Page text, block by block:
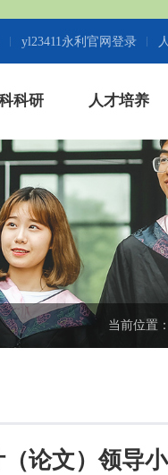
yl23411永利官网登录
科研 人才培养
当前位置：
论文）领导